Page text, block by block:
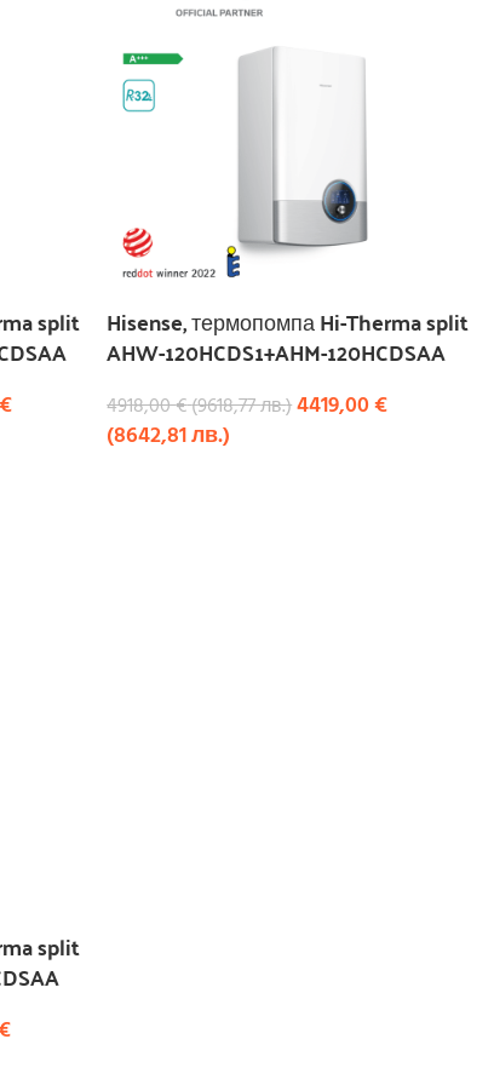
split
€
Hisense, термопомпа Hi-Therma split
AHW-120HCDS1+AHM-120HCDSAA
4918,00€(9618,77лв.)4419,00€
(8642,81лв.)
split